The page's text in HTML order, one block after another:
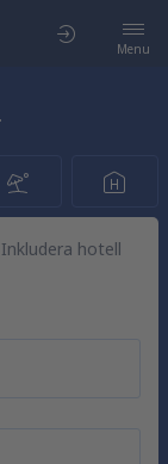
Menu
Inkludera hotell